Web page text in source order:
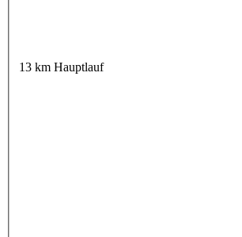
13 km Hauptlauf